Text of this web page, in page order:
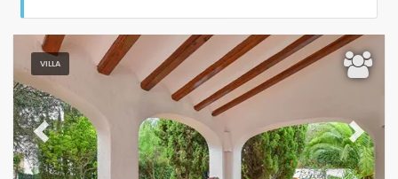
Dormitorios
Cuartos de baño
VILLA
Previous Next